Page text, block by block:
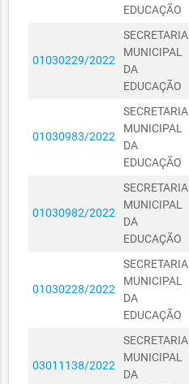
EDUCAÇÃO
01030229/2022
SECRETARIA
MUNICIPAL
DA
EDUCAÇÃO
01030983/2022
SECRETARIA
MUNICIPAL
DA
EDUCAÇÃO
01030982/2022
SECRETARIA
MUNICIPAL
DA
EDUCAÇÃO
01030228/2022
SECRETARIA
MUNICIPAL
DA
EDUCAÇÃO
03011138/2022
SECRETARIA
MUNICIPAL
DA